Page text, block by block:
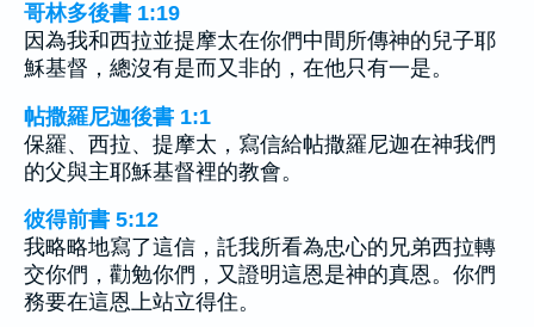
哥林多後書 1:19
因為我和西拉並提摩太在你們中間所傳神的兒子耶
穌基督，總沒有是而又非的，在他只有一是。
帖撒羅尼迦後書 1:1
保羅、西拉、提摩太，寫信給帖撒羅尼迦在神我們
的父與主耶穌基督裡的教會。
彼得前書 5:12
我略略地寫了這信，託我所看為忠心的兄弟西拉轉
交你們，勸勉你們，又證明這恩是神的真恩。你們
務要在這恩上站立得住。